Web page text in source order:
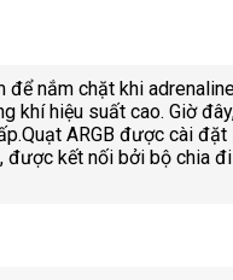
để nắm chặt khi
khí hiệu suất cao. Giờ
ARGB được cài đặt
kết nối bởi bộ chia